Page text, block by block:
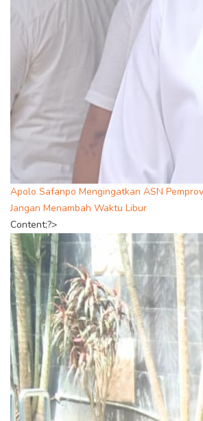
Apolo Safanpo Mengingatkan ASN
Jangan Menambah Waktu Libur
Content;?>